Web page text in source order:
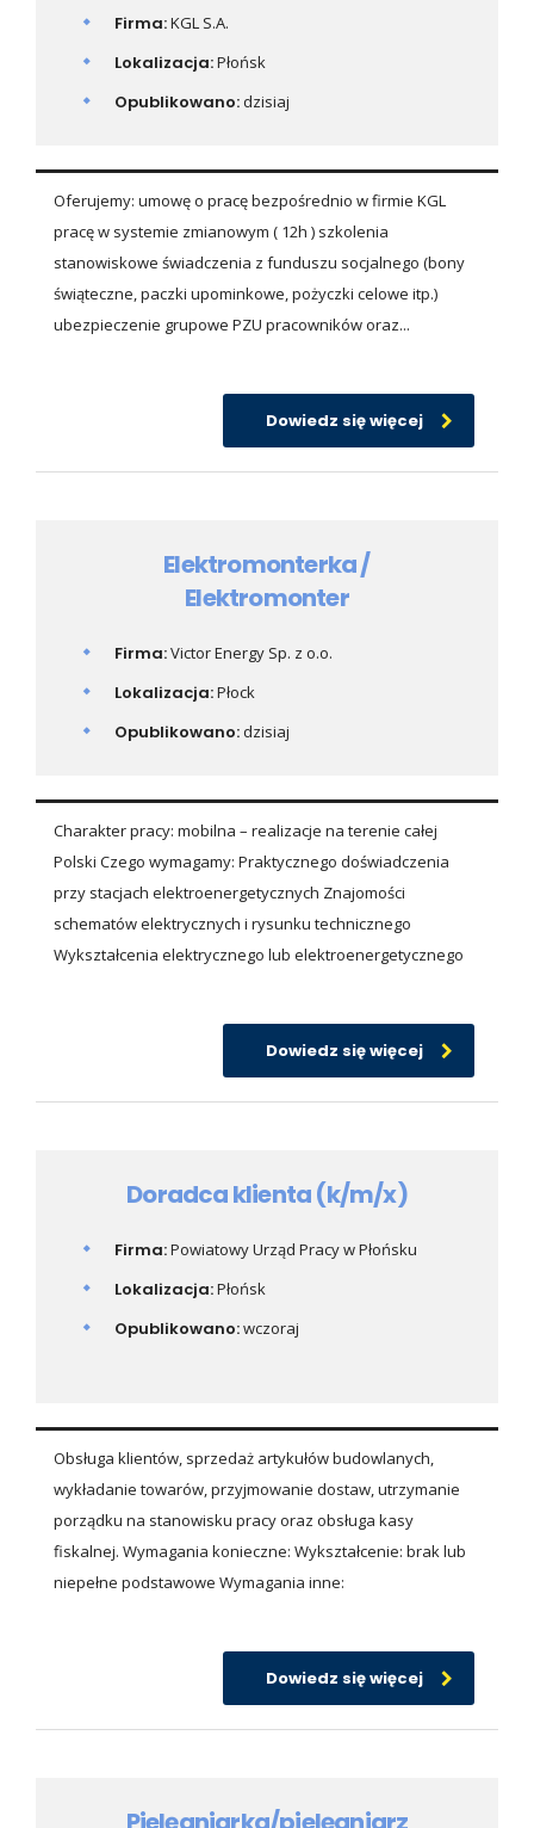
Firma:KGL S.A.
Lokalizacja:Płońsk
Opublikowano:dzisiaj
Oferujemy: umowę o pracę bezpośrednio w firmie KGL
pracę w systemie zmianowym ( 12h ) szkolenia
stanowiskowe świadczenia z funduszu socjalnego (bony
świąteczne, paczki upominkowe, pożyczki celowe itp.)
ubezpieczenie grupowe PZU pracowników oraz...
Dowiedz się więcej
Elektromonterka /
Elektromonter
Firma:Victor Energy Sp. z o.o.
Lokalizacja:Płock
Opublikowano:dzisiaj
Charakter pracy: mobilna – realizacje na terenie całej
Polski Czego wymagamy: Praktycznego doświadczenia
przy stacjach elektroenergetycznych Znajomości
schematów elektrycznych i rysunku technicznego
Wykształcenia elektrycznego lub elektroenergetycznego
Dowiedz się więcej
Doradca klienta (k/m/x)
Firma:Powiatowy Urząd Pracy w Płońsku
Lokalizacja:Płońsk
Opublikowano:wczoraj
Obsługa klientów, sprzedaż artykułów budowlanych,
wykładanie towarów, przyjmowanie dostaw, utrzymanie
porządku na stanowisku pracy oraz obsługa kasy
fiskalnej. Wymagania konieczne: Wykształcenie: brak lub
niepełne podstawowe Wymagania inne:
Dowiedz się więcej